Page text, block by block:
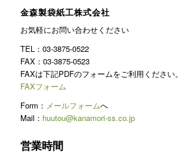
金森製袋紙工株式会社
お気軽にお問い合わせください
TEL：03-3875-0522
FAX：03-3875-0523
FAXは下記PDFのフォームをご利用ください。
FAXフォーム
Form： メールフォームへ
Mail： huutou@kanamori-ss.co.jp
営業時間